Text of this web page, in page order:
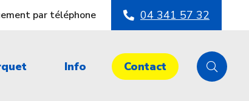
par téléphone 04 341 57 32
Info Contact